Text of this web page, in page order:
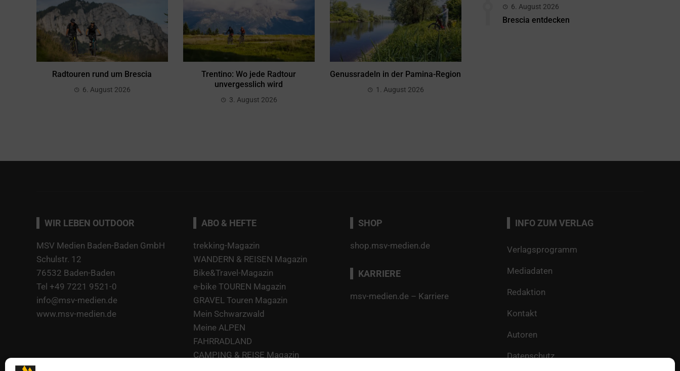
Radtouren rund um Brescia
6. August 2026
Trentino: Wo jede Radtour
unvergesslich wird
3. August 2026
Genussradeln in der Pamina-Region
1. August 2026
6. August 2026
Brescia entdecken
WIR LEBEN OUTDOOR
MSV Medien Baden-Baden GmbH
Schulstr. 12
76532 Baden-Baden
Tel +49 7221 9521-0
info@msv-medien.de
www.msv-medien.de
ABO & HEFTE
trekking-Magazin
WANDERN & REISEN Magazin
Bike&Travel-Magazin
e-bike TOUREN Magazin
GRAVEL Touren Magazin
Mein Schwarzwald
Meine ALPEN
FAHRRADLAND
CAMPING & REISE Magazin
SHOP
shop.msv-medien.de
KARRIERE
msv-medien.de – Karriere
INFO ZUM VERLAG
Verlagsprogramm
Mediadaten
Redaktion
Kontakt
Autoren
Datenschutz